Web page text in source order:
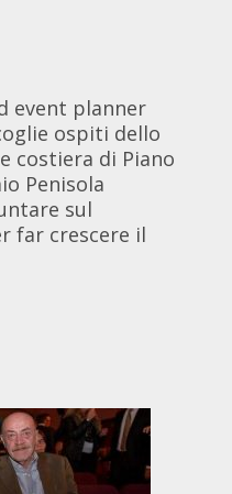
event planner
ospiti dello
costiera di Piano
Penisola
sul
far crescere il